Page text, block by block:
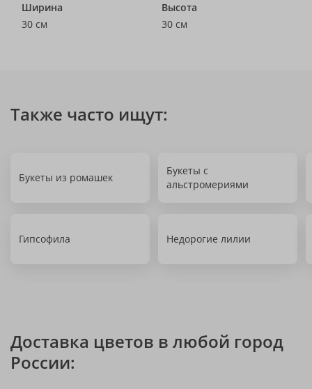
Ширина
30 см
Высота
30 см
Также часто ищут:
Букеты из ромашек
Букеты с
альстромериями
Гипсофила Недорогие лилии
Доставка цветов в любой город
России: